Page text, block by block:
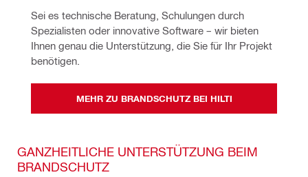
Sei es technische Beratung, Schulungen durch
Spezialisten oder innovative Software – wir bieten
Ihnen genau die Unterstützung, die Sie für Ihr Projekt
benötigen.
MEHR ZU BRANDSCHUTZ BEI HILTI
GANZHEITLICHE UNTERSTÜTZUNG BEIM
BRANDSCHUTZ